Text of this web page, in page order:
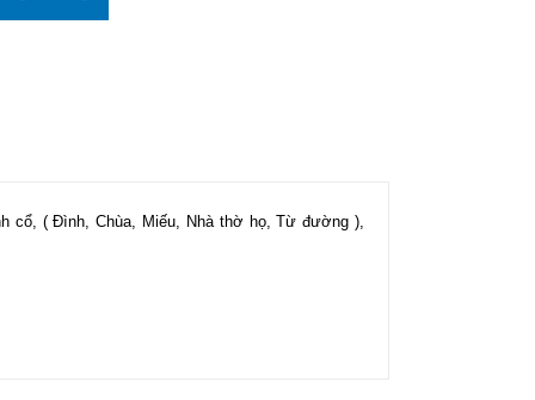
cổ, ( Đình, Chùa, Miếu, Nhà thờ họ, Từ đường ),